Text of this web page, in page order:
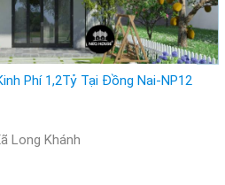
Phí 1,2Tỷ Tại Đồng Nai-NP12
Long Khánh